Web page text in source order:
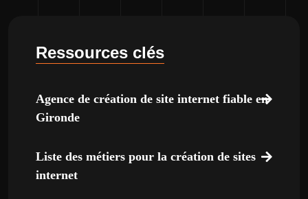
Ressources clés
Agence de création de site internet fiable en
Gironde
Liste des métiers pour la création de sites
internet